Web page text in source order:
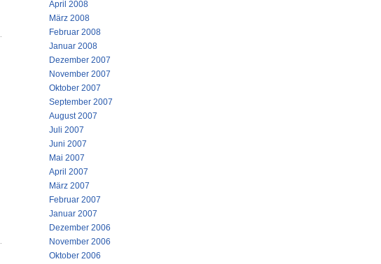
April 2008
März 2008
Februar 2008
Januar 2008
Dezember 2007
November 2007
Oktober 2007
September 2007
August 2007
Juli 2007
Juni 2007
Mai 2007
April 2007
März 2007
Februar 2007
Januar 2007
Dezember 2006
November 2006
Oktober 2006